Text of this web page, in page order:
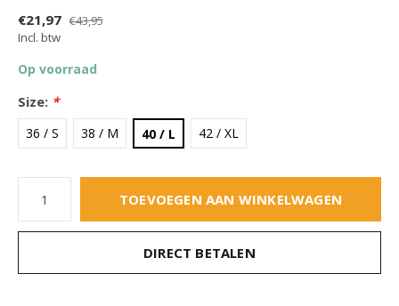
€21,97 €43,95
Incl. btw
Op voorraad
Size: *
36 / S 38 / M 40 / L 42 / XL
TOEVOEGEN AAN WINKELWAGEN
DIRECT BETALEN